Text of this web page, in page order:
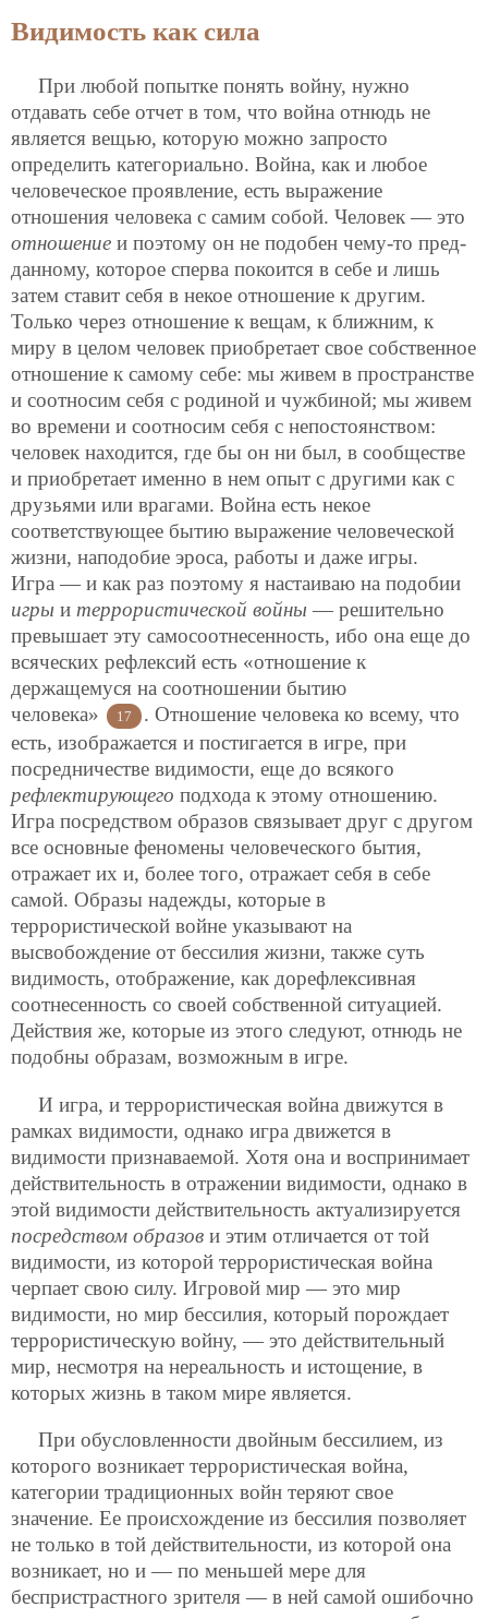
Видимость как сила
При любой попытке понять войну, нужно
отдавать себе отчет в том, что война отнюдь не
является вещью, которую можно запросто
определить категориально. Война, как и любое
человеческое проявление, есть выражение
отношения человека с самим собой. Человек — это
отношение и поэтому он не подобен чему-то пред-
данному, которое сперва покоится в себе и лишь
затем ставит себя в некое отношение к другим.
Только через отношение к вещам, к ближним, к
миру в целом человек приобретает свое собственное
отношение к самому себе: мы живем в пространстве
и соотносим себя с родиной и чужбиной; мы живем
во времени и соотносим себя с непостоянством:
человек находится, где бы он ни был, в сообществе
и приобретает именно в нем опыт с другими как с
друзьями или врагами. Война есть некое
соответствующее бытию выражение человеческой
жизни, наподобие эроса, работы и даже игры.
Игра — и как раз поэтому я настаиваю на подобии
игры и террористической войны — решительно
превышает эту самосоотнесенность, ибо она еще до
всяческих рефлексий есть «отношение к
держащемуся на соотношении бытию
человека»
17
. Отношение человека ко всему, что
есть, изображается и постигается в игре, при
посредничестве видимости, еще до всякого
рефлектирующего подхода к этому отношению.
Игра посредством образов связывает друг с другом
все основные феномены человеческого бытия,
отражает их и, более того, отражает себя в себе
самой. Образы надежды, которые в
террористической войне указывают на
высвобождение от бессилия жизни, также суть
видимость, отображение, как дорефлексивная
соотнесенность со своей собственной ситуацией.
Действия же, которые из этого следуют, отнюдь не
подобны образам, возможным в игре.
И игра, и террористическая война движутся в
рамках видимости, однако игра движется в
видимости признаваемой. Хотя она и воспринимает
действительность в отражении видимости, однако в
этой видимости действительность актуализируется
посредством образов и этим отличается от той
видимости, из которой террористическая война
черпает свою силу. Игровой мир — это мир
видимости, но мир бессилия, который порождает
террористическую войну, — это действительный
мир, несмотря на нереальность и истощение, в
которых жизнь в таком мире является.
При обусловленности двойным бессилием, из
которого возникает террористическая война,
категории традиционных войн теряют свое
значение. Ее происхождение из бессилия позволяет
не только в той действительности, из которой она
возникает, но и — по меньшей мере для
беспристрастного зрителя — в ней самой ошибочно